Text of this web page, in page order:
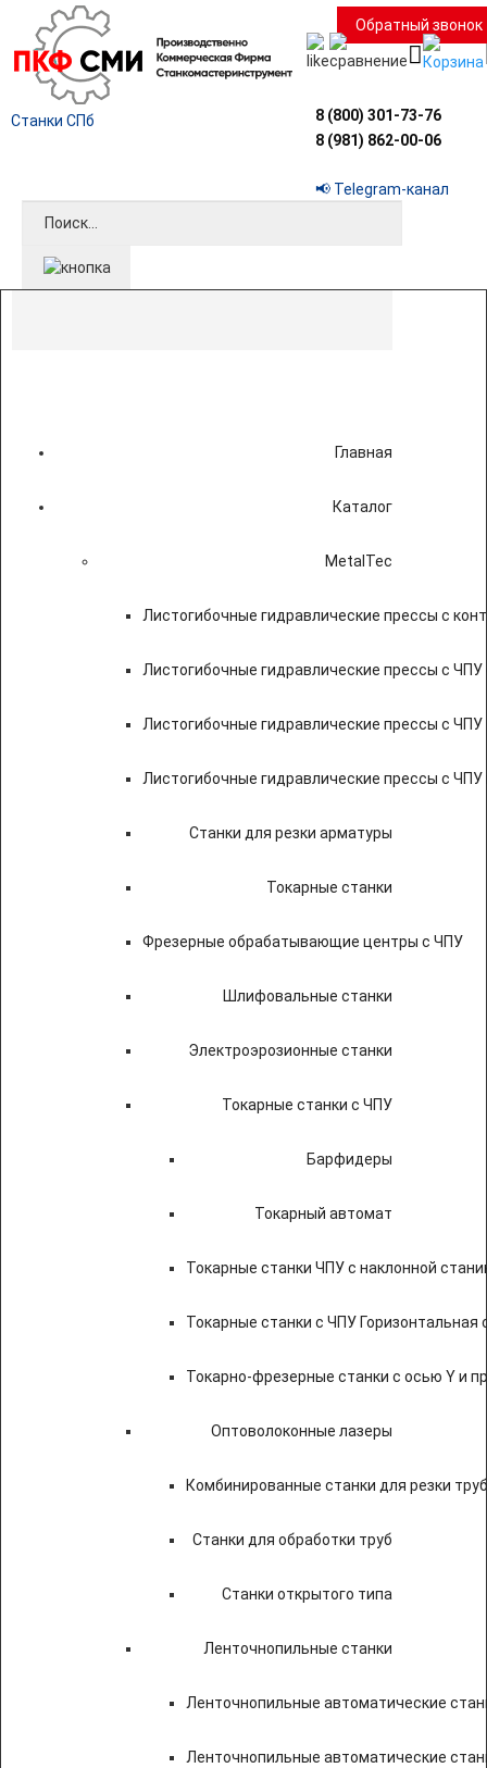
Станки СПб
Обратный звонок
8 (800) 301-73-76
8 (981) 862-00-06
📢 Telegram-канал
Главная
Каталог
MetalTec
Листогибочные гидравлические прессы с
Листогибочные гидравлические прессы с
Листогибочные гидравлические прессы с ЧПУ
Листогибочные гидравлические прессы с
Станки для резки арматуры
Токарные станки
Фрезерные обрабатывающие центры с ЧПУ
Шлифовальные станки
Электроэрозионные станки
Токарные станки с ЧПУ
Барфидеры
Токарный автомат
Токарные станки ЧПУ c наклонной
Токарные станки с ЧПУ Горизонтальная
Токарно-фрезерные станки с осью Y и
Оптоволоконные лазеры
Комбинированные станки для резки
Станки для обработки труб
Станки открытого типа
Ленточнопильные станки
Ленточнопильные автоматические
Ленточнопильные автоматические